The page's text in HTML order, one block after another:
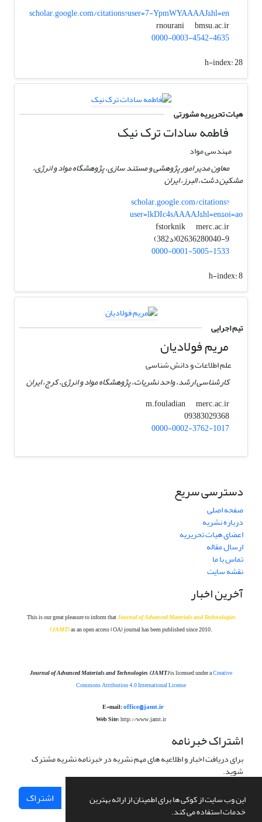
این وب سایت از کوکی ها برای اطمینان از ارائه بهترین
خدمات استفاده می کند.
scholar.google.com/citations?user=7-YpmWYAAAAJ&hl=en
rnourani
bmsu.ac.ir
0000-0003-4542-4635
h-index:28
هیات تحریریه مشورتی
فاطمه سادات ترک نیک
مهندسی مواد
معاون مدیر امور پژوهشی و مستند سازی، پژوهشگاه مواد و انرژی،
مشکین دشت، البرز، ایران
scholar.google.com/citations?
user=lkDIc4sAAAAJ&hl=en&oi=ao
fstorknik
merc.ac.ir
02636280040-9(د382)
0000-0001-5005-1533
h-index:8
تیم اجرایی
مریم فولادیان
علم اطلاعات و دانش شناسی
کارشناسی ارشد، واحد نشریات، پژوهشگاه مواد و انرژی، کرج، ایران
m.fouladian
merc.ac.ir
09383029368
0000-0002-3762-1017
دسترسی سریع
صفحه اصلی
درباره نشریه
اعضای هیات تحریریه
ارسال مقاله
تماس با ما
نقشه سایت
آخرین اخبار
This is our great pleasure to inform thatJournal of Advanced Materials and Technologies
(JAMT)as an open access (OA) journal has been published since 2010.
Journal of Advanced Materials and Technologies(JAMT)is licensed under aCreative
Commons Attribution 4.0 International License
E-mail:office@jamt.ir
Web Site:http://www.jamt.ir
اشتراک خبرنامه
برای دریافت اخبار و اطلاعیه های مهم نشریه در خبرنامه نشریه مشترک
شوید.
اشتراک